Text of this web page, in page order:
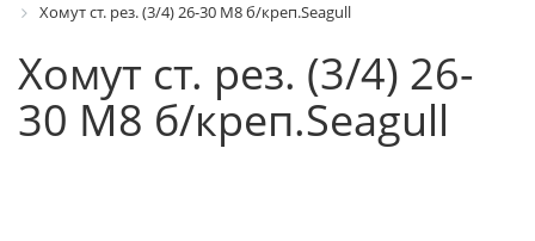
Хомут ст. рез. (3/4) 26-30 M8 б/креп.Seagull
Хомут ст. рез. (3/4) 26-
30 M8 б/креп.Seagull